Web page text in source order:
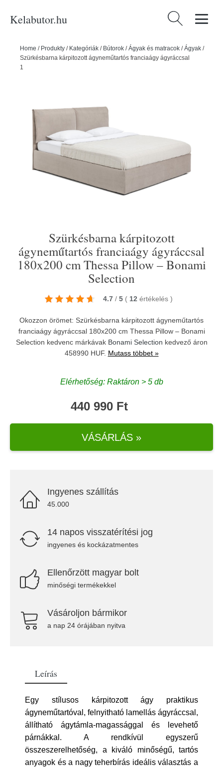
Kelabutor.hu Keresés:
Home / Produkty / Kategóriák / Bútorok /Ágyak és matracok /Ágyak /
Szürkésbarna kárpitozott ágyneműtartós franciaágy ágyráccsal
180x200 cm Thessa Pillow – Bonami Selection
Szürkésbarna kárpitozott
ágyneműtartós franciaágy ágyráccsal
180x200 cm Thessa Pillow – Bonami
Selection
4.7 / 5 ( 12 értékelés )
Okozzon örömet: Szürkésbarna kárpitozott ágyneműtartós
franciaágy ágyráccsal 180x200 cm Thessa Pillow – Bonami
Selection kedvenc márkávak Bonami Selection kedvező áron
458990 HUF. Mutass többet »
Elérhetőség: Raktáron > 5 db
440 990 Ft
VÁSÁRLÁS »
Ingyenes szállítás
45.000
14 napos visszatérítési jog
ingyenes és kockázatmentes
Ellenőrzött magyar bolt
minőségi termékekkel
Vásároljon bármikor
a nap 24 órájában nyitva
Leírás
Egy stílusos kárpitozott ágy praktikus
ágyneműtartóval, felnyitható lamellás ágyráccsal,
állítható ágytámla-magassággal és levehető
párnákkal. A rendkívül egyszerű
összeszerelhetőség, a kiváló minőségű, tartós
anyagok és a nagy teherbírás ideális választás a